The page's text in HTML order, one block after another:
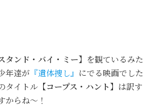
タンド・バイ・ミー】 を観ているみた
年達が 『遺体捜し』 にでる映画でした
タイトル 【コープス・ハント】 は訳す
からね～！